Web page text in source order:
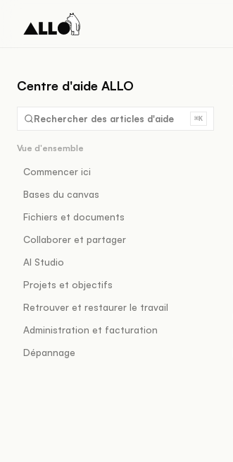
Centre d'aide ALLO
Rechercher des articles d'aide ⌘K
Vue d'ensemble
Commencer ici
Bases du canvas
Fichiers et documents
Collaborer et partager
AI Studio
Projets et objectifs
Retrouver et restaurer le travail
Administration et facturation
Dépannage